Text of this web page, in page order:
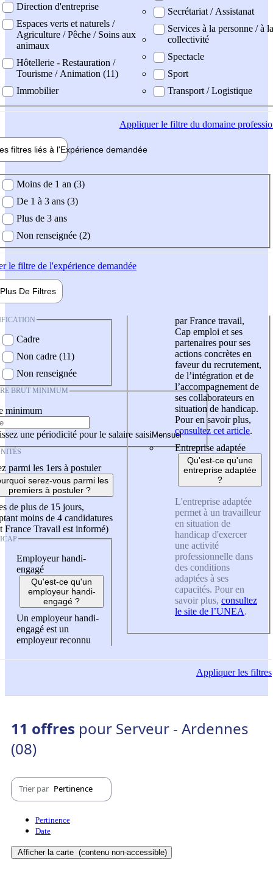
Direction d'entreprise
Espaces verts et naturels /
Agriculture / Pêche / Soins aux
animaux
Hôtellerie - Restauration /
Tourisme / Animation (11)
Immobilier
Secrétariat / Assistanat
Services à la personne / à la
collectivité
Spectacle
Sport
Transport / Logistique
Appliquerle filtre du domaine
filtres liés à l'Expérience demandée
demandée
Moins de 1 an (3)
De 1 à 3 ans (3)
Plus de 3 ans
Non renseignée (2)
le filtre de l'expérience demandée
Plus De Filtres
Cadre
Non cadre (11)
Non renseignée
BRUT MINIMUM
minimum
une périodicité pour le salaire saisi
parmi les 1ers à postuler
serez-vous parmi les
premiers à postuler ?
de plus de 15 jours,
moins de 4 candidatures
France Travail est informé)
Employeur handi-
engagé
Qu'est-ce qu'un
employeur handi-
engagé ?
Un employeur handi-
engagé est un
employeur reconnu
par France travail,
Cap emploi et ses
partenaires pour ses
actions concrètes en
faveur du recrutement,
de l’intégration et de
l’accompagnement de
ses collaborateurs en
situation de handicap.
Pour en savoir plus,
consultez cet article.
Entreprise adaptée
Qu'est-ce qu'une
entreprise adaptée
?
L'entreprise adaptée
permet à un travailleur
en situation de
handicap d'exercer
une activité
professionnelle dans
des conditions
adaptées à ses
capacités. Pour en
savoir plus, consultez
le site de l’UNEA.
Appliquerles filtres
11 offres pour Serveur - Ardennes
(08)
Trier par Pertinence
Pertinence
Date
Afficher la carte (contenu non-accessible)